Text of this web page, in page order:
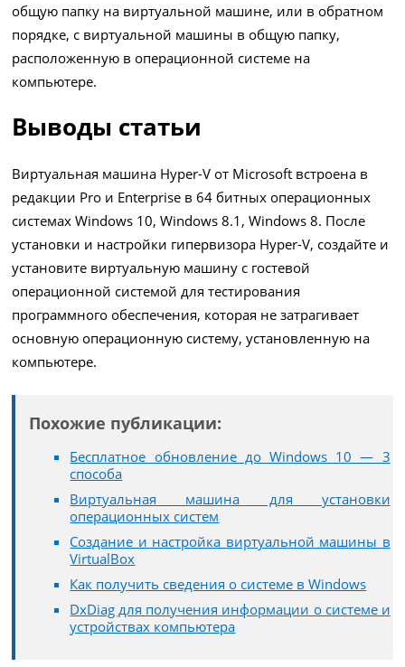
общую папку на виртуальной машине, или в обратном
порядке, с виртуальной машины в общую папку,
расположенную в операционной системе на
компьютере.
Выводы статьи
Виртуальная машина Hyper-V от Microsoft встроена в
редакции Pro и Enterprise в 64 битных операционных
системах Windows 10, Windows 8.1, Windows 8. После
установки и настройки гипервизора Hyper-V, создайте и
установите виртуальную машину с гостевой
операционной системой для тестирования
программного обеспечения, которая не затрагивает
основную операционную систему, установленную на
компьютере.
Похожие публикации:
Бесплатное обновление до Windows 10 — 3
способа
Виртуальная машина для установки
операционных систем
Создание и настройка виртуальной машины в
VirtualBox
Как получить сведения о системе в Windows
DxDiag для получения информации о системе и
устройствах компьютера